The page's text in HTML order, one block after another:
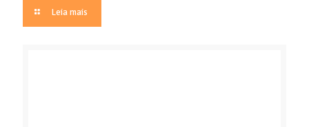
Leia mais